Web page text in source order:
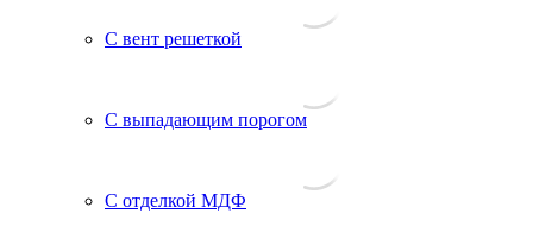
С вент решеткой
С выпадающим порогом
С отделкой МДФ